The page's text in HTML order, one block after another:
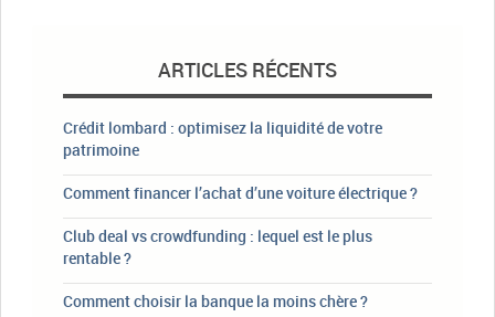
ARTICLES RÉCENTS
Crédit lombard : optimisez la liquidité de votre
patrimoine
Comment financer l’achat d’une voiture électrique ?
Club deal vs crowdfunding : lequel est le plus
rentable ?
Comment choisir la banque la moins chère ?